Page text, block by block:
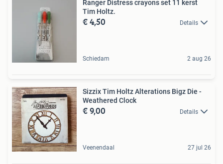
Ranger Distress crayons set 11 kerst
Tim Holtz.
€ 4,50 Details
Schiedam 2 aug 26
Sizzix Tim Holtz Alterations Bigz Die -
Weathered Clock
€ 9,00 Details
Veenendaal 27 jul 26